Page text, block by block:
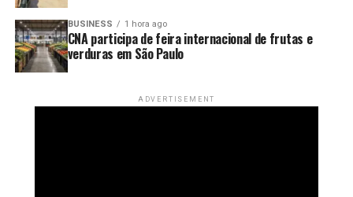
BUSINESS 1 hora ago
CNA participa de feira internacional de frutas e
verduras em São Paulo
ADVERTISEMENT